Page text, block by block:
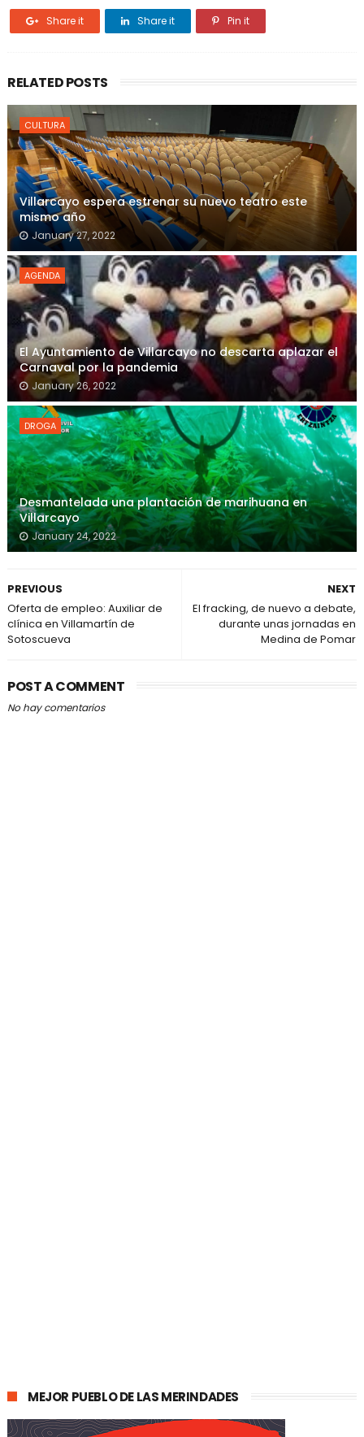
Share it Share it Pin it
RELATED POSTS
CULTURA
Villarcayo espera estrenar su nuevo teatro este
mismo año
January 27, 2022
AGENDA
El Ayuntamiento de Villarcayo no descarta aplazar el
Carnaval por la pandemia
January 26, 2022
DROGA
Desmantelada una plantación de marihuana en
Villarcayo
January 24, 2022
NEXT
El fracking, de nuevo a debate,
durante unas jornadas en
Medina de Pomar
PREVIOUS
Oferta de empleo: Auxiliar de
clínica en Villamartín de
Sotoscueva
POST A COMMENT
No hay comentarios
MEJOR PUEBLO DE LAS MERINDADES